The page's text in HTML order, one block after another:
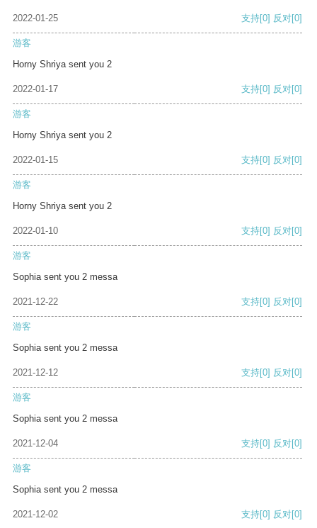
2022-01-25 支持[0] 反对[0]
游客
Horny Shriya sent you 2
2022-01-17 支持[0] 反对[0]
游客
Horny Shriya sent you 2
2022-01-15 支持[0] 反对[0]
游客
Horny Shriya sent you 2
2022-01-10 支持[0] 反对[0]
游客
Sophia sent you 2 messa
2021-12-22 支持[0] 反对[0]
游客
Sophia sent you 2 messa
2021-12-12 支持[0] 反对[0]
游客
Sophia sent you 2 messa
2021-12-04 支持[0] 反对[0]
游客
Sophia sent you 2 messa
2021-12-02 支持[0] 反对[0]